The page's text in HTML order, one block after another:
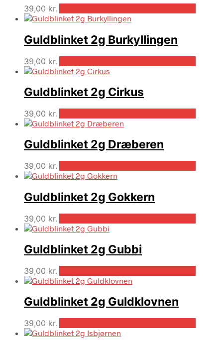
39,00 kr.
Guldblinket 2g Burkyllingen
39,00 kr.
Guldblinket 2g Cirkus
39,00 kr.
Guldblinket 2g Dræberen
39,00 kr.
Guldblinket 2g Gokkern
39,00 kr.
Guldblinket 2g Gubbi
39,00 kr.
Guldblinket 2g Guldklovnen
39,00 kr.